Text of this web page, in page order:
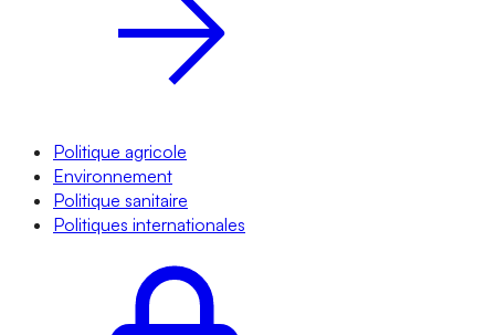
Politique agricole
Environnement
Politique sanitaire
Politiques internationales